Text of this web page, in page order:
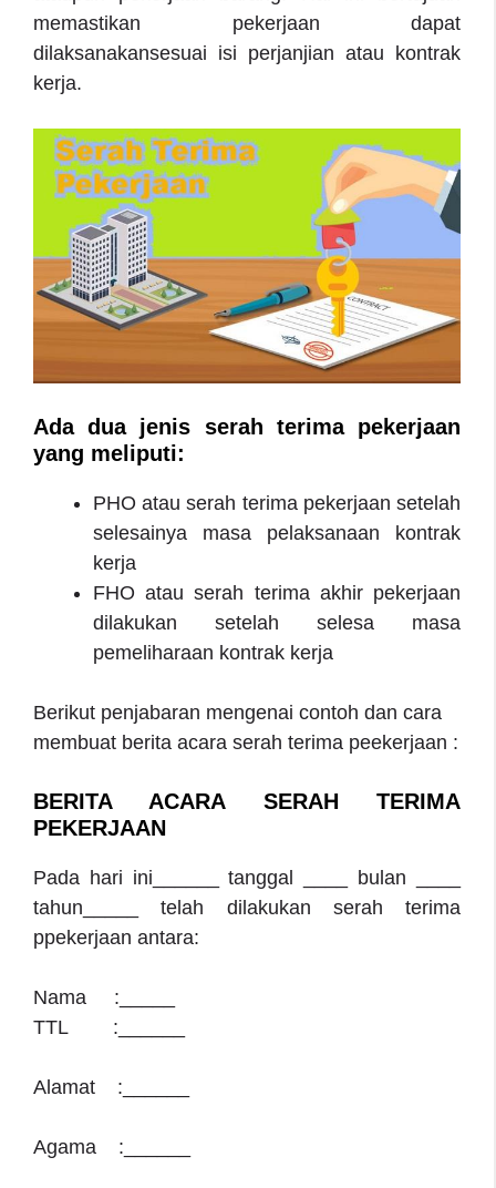
memastikan pekerjaan dapat
dilaksanakansesuai isi perjanjian atau kontrak
kerja.
Ada dua jenis serah terima pekerjaan
yang meliputi:
PHO atau serah terima pekerjaan setelah
selesainya masa pelaksanaan kontrak
kerja
FHO atau serah terima akhir pekerjaan
dilakukan setelah selesa masa
pemeliharaan kontrak kerja
Berikut penjabaran mengenai contoh dan cara
membuat berita acara serah terima peekerjaan :
BERITA ACARA SERAH TERIMA
PEKERJAAN
Pada hari ini______ tanggal ____ bulan ____
tahun_____ telah dilakukan serah terima
ppekerjaan antara:
Nama :_____
TTL :______
Alamat :______
Agama :______